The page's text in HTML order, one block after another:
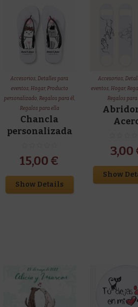
Accesorios,Detalles para
eventos, Hogar, Producto
personalizado, Regalos para él,
Regalos para ella
Chancla
personalizada
15,00 €
Show Details
Accesorios,
eventos, Hogar,
Regalos
3,00
Show